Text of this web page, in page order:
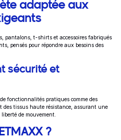
adaptée aux
pantalons, t-shirts et accessoires fabriqués
pensés pour répondre aux besoins des
sécurité et
fonctionnalités pratiques comme des
des tissus haute résistance, assurant une
de mouvement.
?